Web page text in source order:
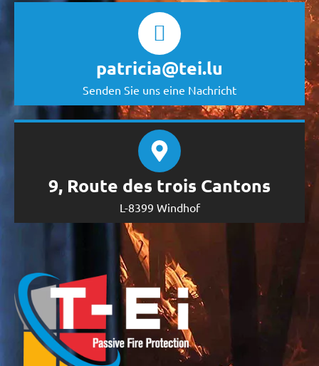
patricia@tei.lu
Senden Sie uns eine Nachricht
9, Route des trois Cantons
L-8399 Windhof